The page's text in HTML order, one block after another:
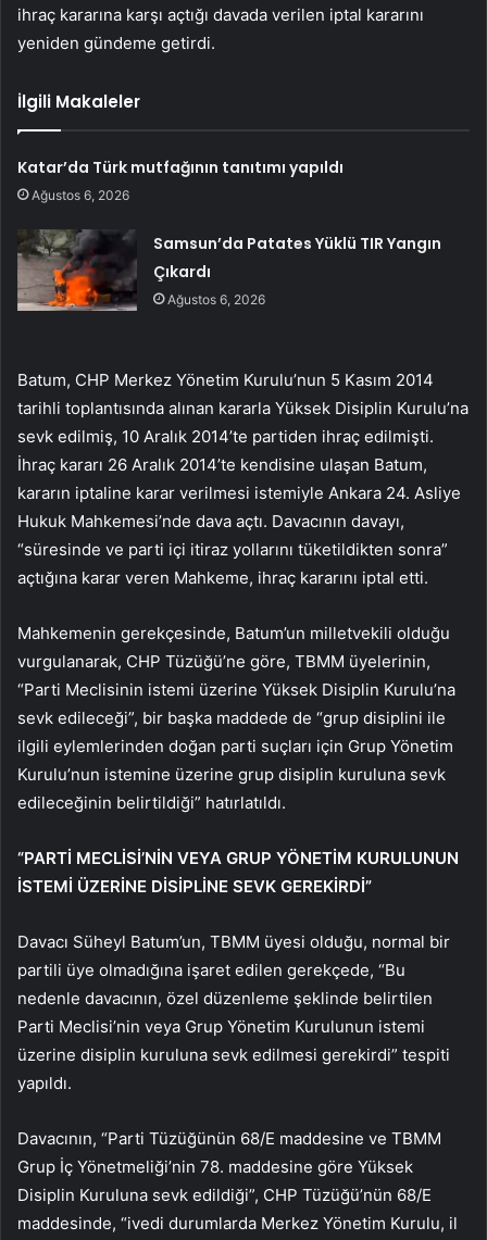
ihraç kararına karşı açtığı davada verilen iptal kararını
yeniden gündeme getirdi.
İlgili Makaleler
Katar’da Türk mutfağının tanıtımı yapıldı
Ağustos 6, 2026
Samsun’da Patates Yüklü TIR Yangın
Çıkardı
Ağustos 6, 2026
Batum, CHP Merkez Yönetim Kurulu’nun 5 Kasım 2014
tarihli toplantısında alınan kararla Yüksek Disiplin Kurulu’na
sevk edilmiş, 10 Aralık 2014’te partiden ihraç edilmişti.
İhraç kararı 26 Aralık 2014’te kendisine ulaşan Batum,
kararın iptaline karar verilmesi istemiyle Ankara 24. Asliye
Hukuk Mahkemesi’nde dava açtı. Davacının davayı,
“süresinde ve parti içi itiraz yollarını tüketildikten sonra”
açtığına karar veren Mahkeme, ihraç kararını iptal etti.
Mahkemenin gerekçesinde, Batum’un milletvekili olduğu
vurgulanarak, CHP Tüzüğü’ne göre, TBMM üyelerinin,
“Parti Meclisinin istemi üzerine Yüksek Disiplin Kurulu’na
sevk edileceği”, bir başka maddede de “grup disiplini ile
ilgili eylemlerinden doğan parti suçları için Grup Yönetim
Kurulu’nun istemine üzerine grup disiplin kuruluna sevk
edileceğinin belirtildiği” hatırlatıldı.
“PARTİ MECLİSİ’NİN VEYA GRUP YÖNETİM KURULUNUN
İSTEMİ ÜZERİNE DİSİPLİNE SEVK GEREKİRDİ”
Davacı Süheyl Batum’un, TBMM üyesi olduğu, normal bir
partili üye olmadığına işaret edilen gerekçede, “Bu
nedenle davacının, özel düzenleme şeklinde belirtilen
Parti Meclisi’nin veya Grup Yönetim Kurulunun istemi
üzerine disiplin kuruluna sevk edilmesi gerekirdi” tespiti
yapıldı.
Davacının, “Parti Tüzüğünün 68/E maddesine ve TBMM
Grup İç Yönetmeliği’nin 78. maddesine göre Yüksek
Disiplin Kuruluna sevk edildiği”, CHP Tüzüğü’nün 68/E
maddesinde, “ivedi durumlarda Merkez Yönetim Kurulu, il